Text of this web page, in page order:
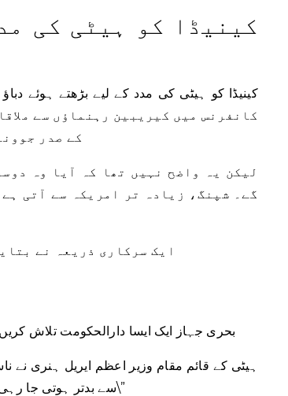
کینیڈا کو ہیٹی کی
کینیڈا کو ہیٹی کی مدد کے لیے بڑھتے ہوئے
کے صدر
لیکن یہ واضح نہیں تھا کہ آیا وہ
گے۔ شپنگ، زیادہ تر امریکہ سے آتی
ایک سرکاری ذریعہ نے
بحری جہاز ایک ایسا دارالحکومت تلاش
ہیٹی کے قائم مقام وزیر اعظم ایریل ہنری نے
سے بدتر ہوتی جا رہی ہے۔\” \”اسے اس طرح چلنے کی اجازت نہیں دی جا سکتی۔\”